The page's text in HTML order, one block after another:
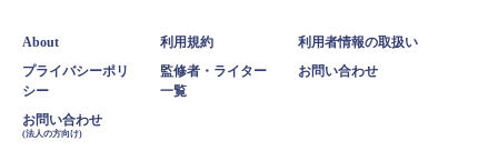
About 利用規約 利用者情報の取扱い
プライバシーポリ
シー
監修者・ライター
一覧
お問い合わせ
お問い合わせ
(法人の方向け)